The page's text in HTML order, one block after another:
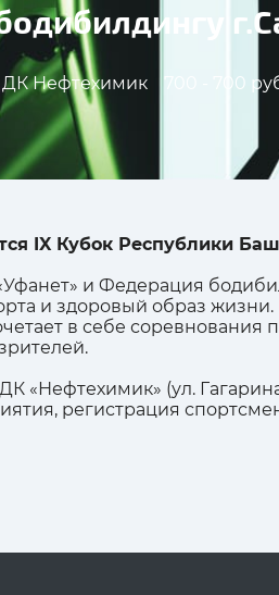
ДК Нефтехимик 700 - 700
IX Кубок Республики
и Федерация
и здоровый образ жизни.
в себе
«Нефтехимик» (ул.
регистрация